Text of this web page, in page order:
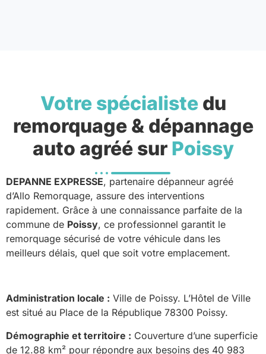
Votre spécialistedu
remorquage & dépannage
auto agréé sur Poissy
DEPANNE EXPRESSE, partenaire dépanneur agréé
d’Allo Remorquage, assure des interventions
rapidement. Grâce à une connaissance parfaite de la
commune de Poissy, ce professionnel garantit le
remorquage sécurisé de votre véhicule dans les
meilleurs délais, quel que soit votre emplacement.
Administration locale : Ville de Poissy. L’Hôtel de Ville
est situé au Place de la République 78300 Poissy.
Démographie et territoire : Couverture d’une superficie
de 12.88 km² pour répondre aux besoins des 40 983